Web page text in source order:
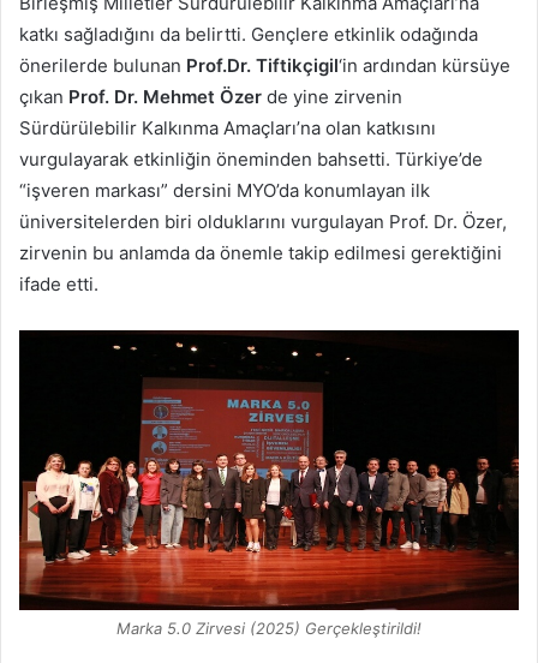
katkı sağladığını da belirtti. Gençlere etkinlik odağında
önerilerde bulunan Prof.Dr. Tiftikçigil‘in ardından kürsüye
çıkan Prof. Dr. Mehmet Özer de yine zirvenin
Sürdürülebilir Kalkınma Amaçları’na olan katkısını
vurgulayarak etkinliğin öneminden bahsetti. Türkiye’de
“işveren markası” dersini MYO’da konumlayan ilk
üniversitelerden biri olduklarını vurgulayan Prof. Dr. Özer,
zirvenin bu anlamda da önemle takip edilmesi gerektiğini
ifade etti.
Marka 5.0 Zirvesi (2025) Gerçekleştirildi!